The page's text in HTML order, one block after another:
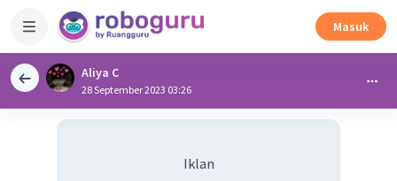
Masuk
Aliya C
28 September 2023 03:26
Iklan